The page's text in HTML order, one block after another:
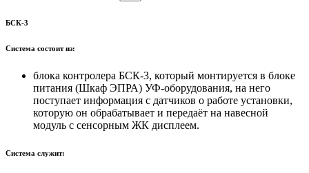
БСК-3
Система состоит из:
блока контролера БСК-3, который монтируется в блоке
питания (Шкаф ЭПРА) УФ-оборудования, на него
поступает информация с датчиков о работе установки,
которую он обрабатывает и передаёт на навесной
модуль с сенсорным ЖК дисплеем.
Система служит: